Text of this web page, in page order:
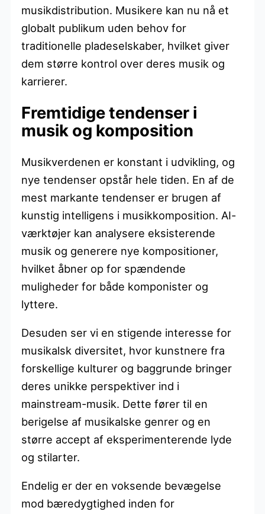
musikdistribution. Musikere kan nu nå et
globalt publikum uden behov for
traditionelle pladeselskaber, hvilket giver
dem større kontrol over deres musik og
karrierer.
Fremtidige tendenser i
musik og komposition
Musikverdenen er konstant i udvikling, og
nye tendenser opstår hele tiden. En af de
mest markante tendenser er brugen af
kunstig intelligens i musikkomposition. AI-
værktøjer kan analysere eksisterende
musik og generere nye kompositioner,
hvilket åbner op for spændende
muligheder for både komponister og
lyttere.
Desuden ser vi en stigende interesse for
musikalsk diversitet, hvor kunstnere fra
forskellige kulturer og baggrunde bringer
deres unikke perspektiver ind i
mainstream-musik. Dette fører til en
berigelse af musikalske genrer og en
større accept af eksperimenterende lyde
og stilarter.
Endelig er der en voksende bevægelse
mod bæredygtighed inden for